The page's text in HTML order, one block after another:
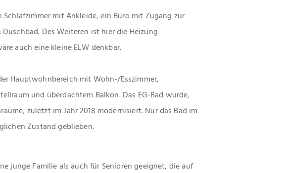
mit Ankleide, ein Büro mit Zugang zur
Des Weiteren ist hier die Heizung
auch eine kleine ELW denkbar.
Hauptwohnbereich mit Wohn-/Esszimmer,
und überdachtem Balkon. Das EG-Bad wurde,
zuletzt im Jahr 2018 modernisiert. Nur das Bad im
Zustand geblieben.
junge Familie als auch für Senioren geeignet, die auf